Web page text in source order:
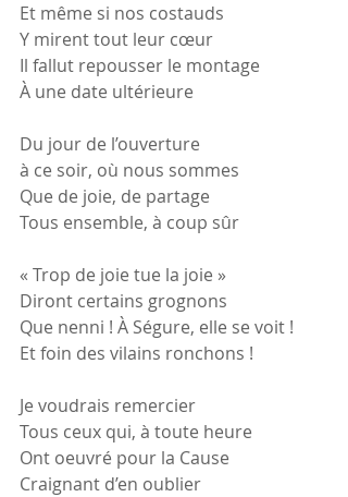
Et même si nos costauds
Y mirent tout leur cœur
Il fallut repousser le montage
À une date ultérieure
Du jour de l’ouverture
à ce soir, où nous sommes
Que de joie, de partage
Tous ensemble, à coup sûr
« Trop de joie tue la joie »
Diront certains grognons
Que nenni ! À Ségure, elle se voit !
Et foin des vilains ronchons !
Je voudrais remercier
Tous ceux qui, à toute heure
Ont oeuvré pour la Cause
Craignant d’en oublier